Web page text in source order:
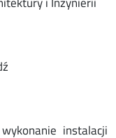
instalacji